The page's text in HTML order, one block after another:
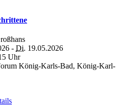
- Di. 19.05.2026
Uhr
König-Karls-Bad, König-Karl-